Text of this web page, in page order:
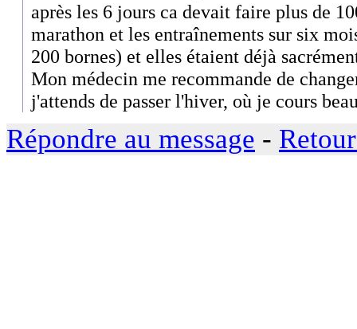
après les 6 jours ca devait faire plus de
marathon et les entraînements sur six
200 bornes) et elles étaient déjà
Mon médecin me recommande de
j'attends de passer l'hiver, où je cours
Répondre au message -